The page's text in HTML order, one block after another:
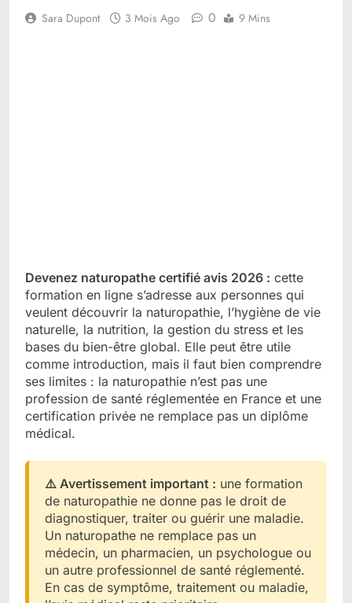
Sara Dupont 3 Mois Ago 0 9 Mins
Devenez naturopathe certifié avis 2026 : cette
formation en ligne s’adresse aux personnes qui
veulent découvrir la naturopathie, l’hygiène de vie
naturelle, la nutrition, la gestion du stress et les
bases du bien-être global. Elle peut être utile
comme introduction, mais il faut bien comprendre
ses limites : la naturopathie n’est pas une
profession de santé réglementée en France et une
certification privée ne remplace pas un diplôme
médical.
⚠️ Avertissement important : une formation
de naturopathie ne donne pas le droit de
diagnostiquer, traiter ou guérir une maladie.
Un naturopathe ne remplace pas un
médecin, un pharmacien, un psychologue ou
un autre professionnel de santé réglementé.
En cas de symptôme, traitement ou maladie,